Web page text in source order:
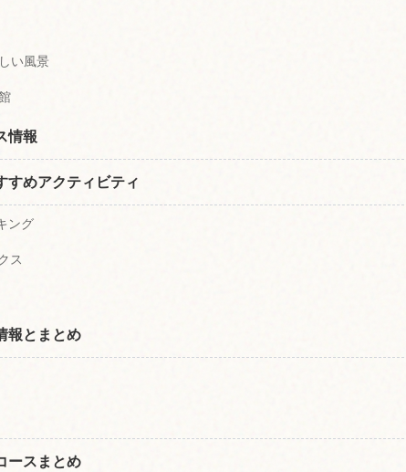
い風景
情報
すめアクティビティ
ング
ス
報とまとめ
ースまとめ